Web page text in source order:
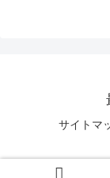
サイトマ